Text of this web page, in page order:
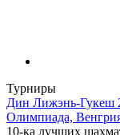
Турниры
Дин Лижэнь-Гукеш
Олимпиада,
10-ка лучших